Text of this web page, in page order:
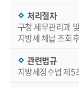
처리절차
구청 세무관리과
지방세 체납 조회
관련법규
지방세징수법 제5